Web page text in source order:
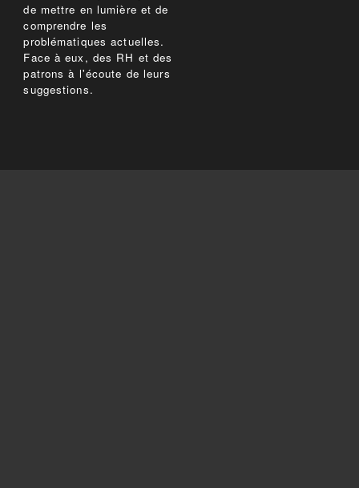
de mettre en lumière et de
comprendre les
problématiques actuelles.
Face à eux, des RH et des
patrons à l'écoute de leurs
suggestions.